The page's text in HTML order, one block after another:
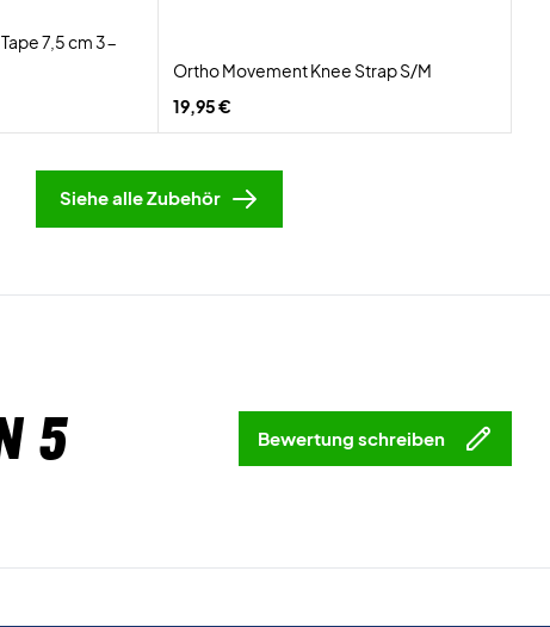
7,5 cm 3-
Ortho Movement Knee Strap S/M
19,95 €
Siehe alle Zubehör
5 Bewertung schreiben